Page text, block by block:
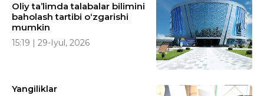
Oliy ta’limda talabalar bilimini
baholash tartibi o‘zgarishi
mumkin
15:19 | 29-Iyul, 2026
Yangiliklar